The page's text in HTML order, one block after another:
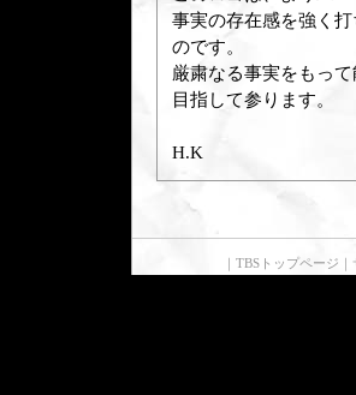
事実の存在感を強く
のです。
厳粛なる事実をもっ
目指して参ります。
H.K
｜ TBSトップページ ｜